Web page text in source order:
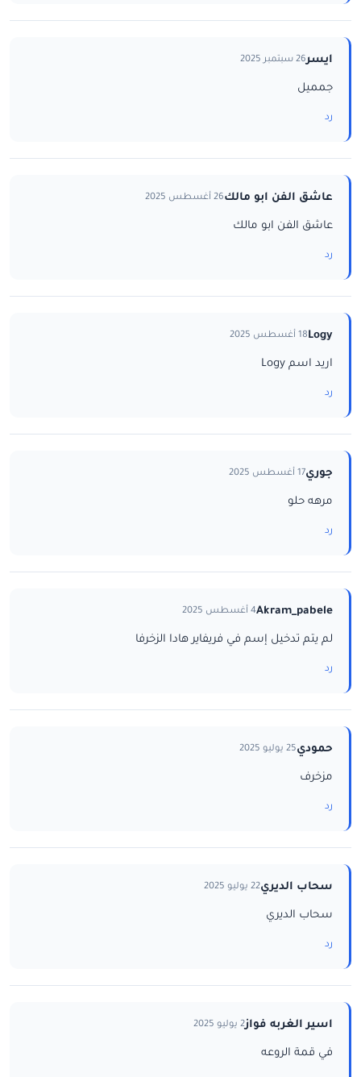
ايسر26 سبتمبر 2025
جمميل
رد
عاشق الفن ابو مالك26 أغسطس 2025
عاشق الفن ابو مالك
رد
Logy18 أغسطس 2025
اريد اسم Logy
رد
جوري17 أغسطس 2025
مرهه حلو
رد
Akram_pabele4 أغسطس 2025
لم يتم تدخيل إسم في فريفاير هادا الزخرفا
رد
حمودي25 يوليو 2025
مزخرف
رد
سحاب الديري22 يوليو 2025
سحاب الديري
رد
اسير الغربه فواز2 يوليو 2025
في قمة الروعه